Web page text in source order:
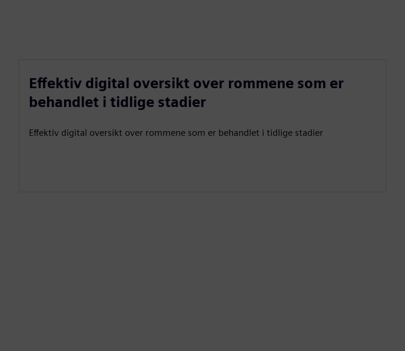
Effektiv digital oversikt over rommene som er
behandlet i tidlige stadier
Effektiv digital oversikt over rommene som er behandlet i tidlige stadier